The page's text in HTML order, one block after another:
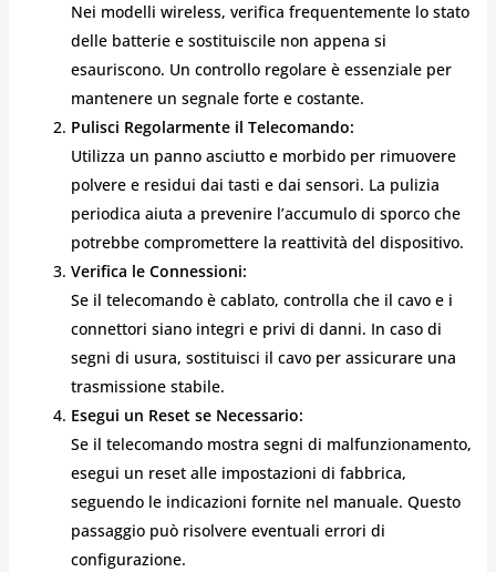
Nei modelli wireless, verifica frequentemente lo stato
delle batterie e sostituiscile non appena si
esauriscono. Un controllo regolare è essenziale per
mantenere un segnale forte e costante.
Pulisci Regolarmente il Telecomando:
Utilizza un panno asciutto e morbido per rimuovere
polvere e residui dai tasti e dai sensori. La pulizia
periodica aiuta a prevenire l’accumulo di sporco che
potrebbe compromettere la reattività del dispositivo.
Verifica le Connessioni:
Se il telecomando è cablato, controlla che il cavo e i
connettori siano integri e privi di danni. In caso di
segni di usura, sostituisci il cavo per assicurare una
trasmissione stabile.
Esegui un Reset se Necessario:
Se il telecomando mostra segni di malfunzionamento,
esegui un reset alle impostazioni di fabbrica,
seguendo le indicazioni fornite nel manuale. Questo
passaggio può risolvere eventuali errori di
configurazione.